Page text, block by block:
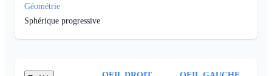
Géométrie
Sphérique progressive